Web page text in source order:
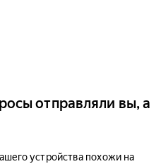
отправляли вы, а
устройства похожи на